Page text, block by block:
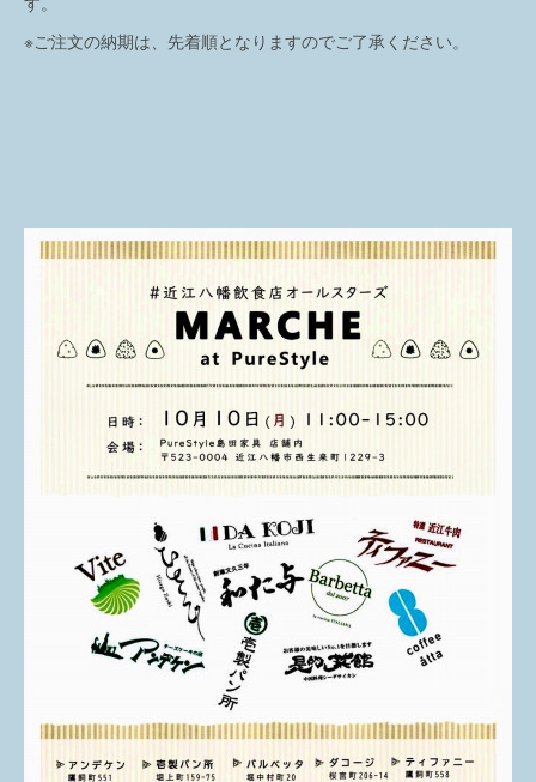
※ご注文の納期は、先着順となりますのでご了承ください。